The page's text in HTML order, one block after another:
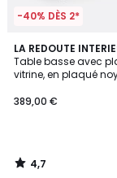
-40% DÈS 2*
LA REDOUTE
Table basse avec
vitrine, en plaqué
389,00 €
4,7
/ 5
4,7
/